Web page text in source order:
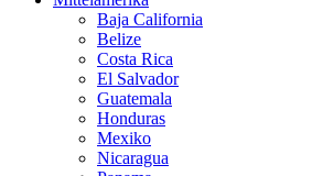
Baja California
Belize
Costa Rica
El Salvador
Guatemala
Honduras
Mexiko
Nicaragua